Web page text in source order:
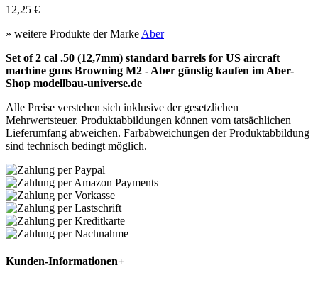
12,25 €
» weitere Produkte der Marke Aber
Set of 2 cal .50 (12,7mm) standard barrels for US aircraft
machine guns Browning M2 - Aber günstig kaufen im Aber-
Shop modellbau-universe.de
Alle Preise verstehen sich inklusive der gesetzlichen
Mehrwertsteuer. Produktabbildungen können vom tatsächlichen
Lieferumfang abweichen. Farbabweichungen der Produktabbildung
sind technisch bedingt möglich.
Kunden-Informationen+